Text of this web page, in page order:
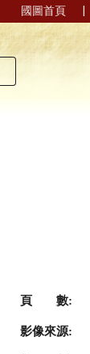
國圖首頁 |
頁 數:
影像來源: